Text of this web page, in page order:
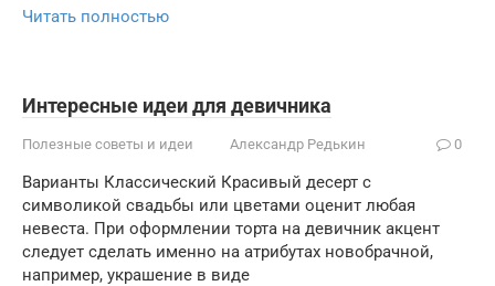
Читать полностью
Интересные идеи для девичника
Полезные советы и идеи Александр Редькин 0
Варианты Классический Красивый десерт с
символикой свадьбы или цветами оценит любая
невеста. При оформлении торта на девичник акцент
следует сделать именно на атрибутах новобрачной,
например, украшение в виде